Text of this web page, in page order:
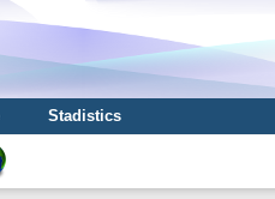
Stadistics